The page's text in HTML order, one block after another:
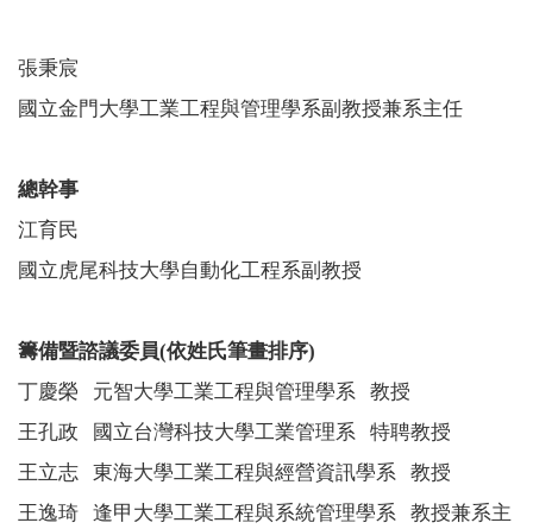
張秉宸
國立金門大學工業工程與管理學系副教授兼系主任
總幹事
江育民
國立虎尾科技大學自動化工程系副教授
籌備暨諮議委員(依姓氏筆畫排序)
丁慶榮
元智大學工業工程與管理學系
教授
王孔政
國立台灣科技大學工業管理系
特聘教授
王立志 東海大學工業工程與經營資訊學系
教授
王逸琦
逢甲大學工業工程與系統管理學系
教授兼系主